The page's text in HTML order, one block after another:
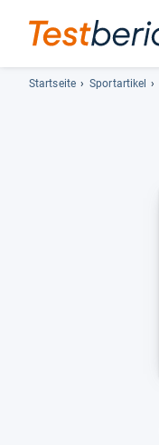
Startseite Sportartikel